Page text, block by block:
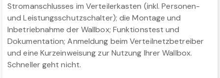
Stromanschlusses im Verteilerkasten (inkl. Personen-
und Leistungsschutzschalter); die Montage und
Inbetriebnahme der Wallbox; Funktionstest und
Dokumentation; Anmeldung beim Verteilnetzbetreiber
und eine Kurzeinweisung zur Nutzung Ihrer Wallbox.
Schneller geht nicht.